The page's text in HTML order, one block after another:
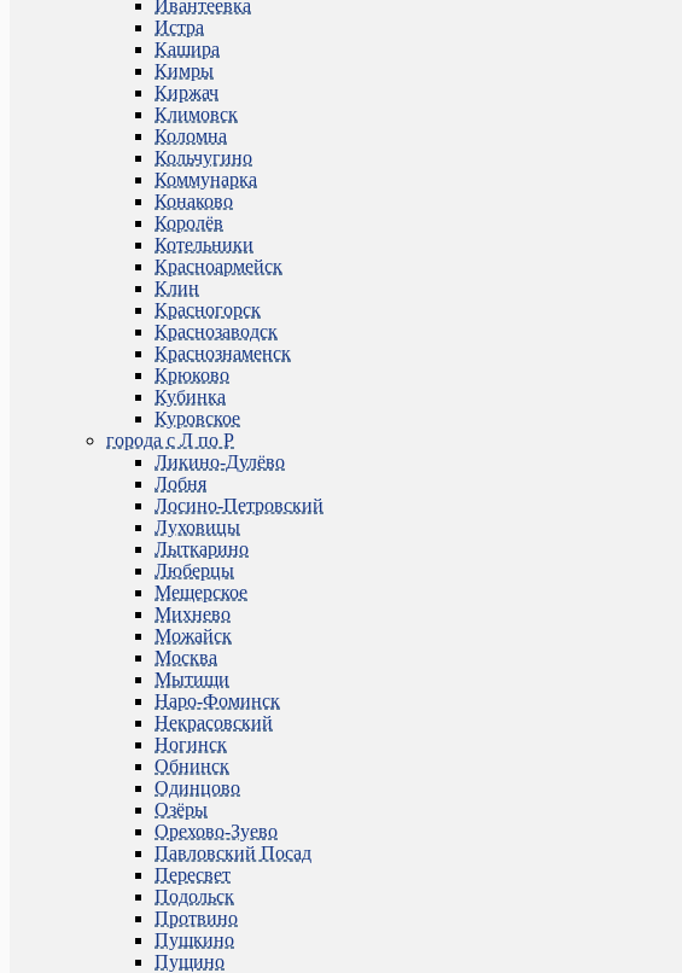
Ивантеевка
Истра
Кашира
Кимры
Киржач
Климовск
Коломна
Кольчугино
Коммунарка
Конаково
Королёв
Котельники
Красноармейск
Клин
Красногорск
Краснозаводск
Краснознаменск
Крюково
Кубинка
Куровское
города с Л по Р
Ликино-Дулёво
Лобня
Лосино-Петровский
Луховицы
Лыткарино
Люберцы
Мещерское
Михнево
Можайск
Москва
Мытищи
Наро-Фоминск
Некрасовский
Ногинск
Обнинск
Одинцово
Озёры
Орехово-Зуево
Павловский Посад
Пересвет
Подольск
Протвино
Пушкино
Пущино